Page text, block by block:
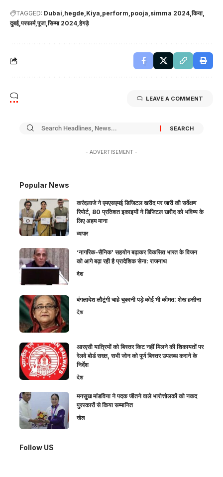
TAGGED: Dubai hegde Kiya perform pooja simma 2024 किया
दुबई परफार्म पूजा सिम्मा 2024 हेगड़े
LEAVE A COMMENT
- ADVERTISEMENT -
Popular News
करंदलाजे ने एमएसएमई डिजिटल खरीद पर जारी की सर्वेक्षण
रिपोर्ट, 80 प्रतिशत इकाइयों ने डिजिटल खरीद को भविष्य के
लिए अहम माना
व्यापार
‘नागरिक-सैनिक’ सहयोग बढ़ाकर विकसित भारत के विजन
को आगे बढ़ा रही है प्रादेशिक सेना: राजनाथ
देश
बंगलादेश लौटूंगी चाहे चुकानी पड़े कोई भी कीमत: शेख हसीना
देश
आरएसी यात्रियों को बिस्तर किट नहीं मिलने की शिकायतों पर
रेलवे बोर्ड सख्त, सभी जोन को पूर्ण बिस्तर उपलब्ध कराने के
निर्देश
देश
मनसुख मांडविया ने पदक जीतने वाले भारोत्तोलकों को नकद
पुरस्कारों से किया सम्मानित
खेल
Follow US